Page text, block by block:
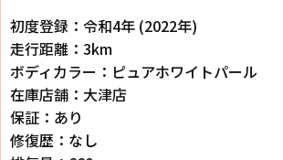
初度登録：令和4年 (2022年)
走行距離：3km
ボディカラー：ピュアホワイトパール
在庫店舗：大津店
保証：あり
修復歴：なし